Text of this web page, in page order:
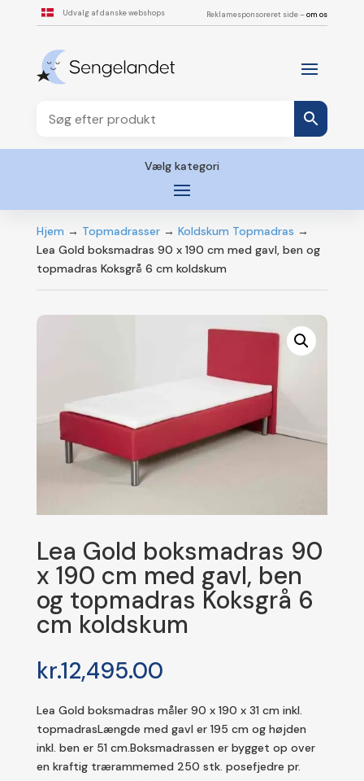
Udvalg af danske webshops Reklamesponsoreret side –om os
Vælg kategori
Hjem → Topmadrasser→ Koldskum Topmadras →
Lea Gold boksmadras 90 x 190 cm med gavl, ben og
topmadras Koksgrå 6 cm koldskum
Lea Gold boksmadras 90
x 190 cm med gavl, ben
og topmadras Koksgrå 6
cm koldskum
kr.12,495.00
Lea Gold boksmadras måler 90 x 190 x 31 cm inkl.
topmadrasLængde med gavl er 195 cm og højden
inkl. ben er 51 cm.Boksmadrassen er bygget op over
en kraftig trærammemed 250 stk. posefjedre pr.